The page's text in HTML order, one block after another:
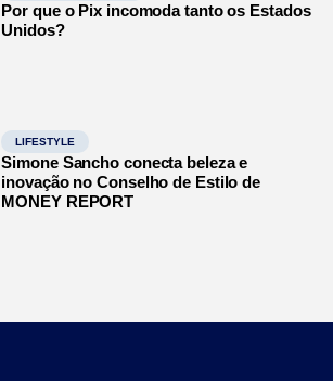
Por que o Pix incomoda tanto os Estados
Unidos?
LIFESTYLE
Simone Sancho conecta beleza e
inovação no Conselho de Estilo de
MONEY REPORT